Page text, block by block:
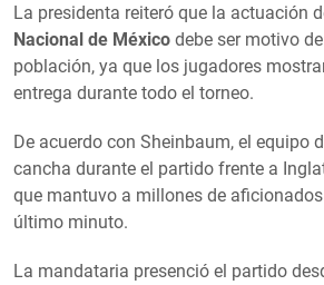
La presidenta reiteró que la actuación
Nacional de México debe ser motivo
población, ya que los jugadores
entrega durante todo el torneo.
De acuerdo con Sheinbaum, el equipo
cancha durante el partido frente a
que mantuvo a millones de
último minuto.
La mandataria presenció el partido